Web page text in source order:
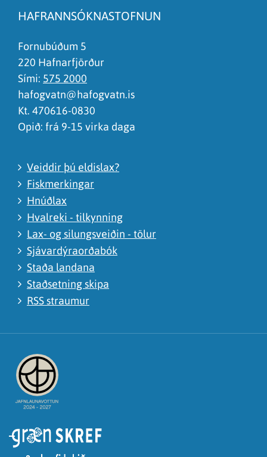
Það er of mikið efni á síðunni
Ég skil ekki efnið, finnst það of flókið
HAFRANNSÓKNASTOFNUN
Fornubúðum 5
220 Hafnarfjörður
Sími: 575 2000
hafogvatn@hafogvatn.is
Kt. 470616-0830
Opið: frá 9-15 virka daga
Veiddir þú eldislax?
Fiskmerkingar
Hnúðlax
Hvalreki - tilkynning
Lax- og silungsveiðin - tölur
Sjávardýraorðabók
Staða landana
Staðsetning skipa
RSS straumur